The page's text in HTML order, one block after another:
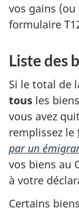
vos gains
formulaire
Liste des
Si le total de
tous les
vous avez
remplissez le
par un
vos biens au
à votre
Certains